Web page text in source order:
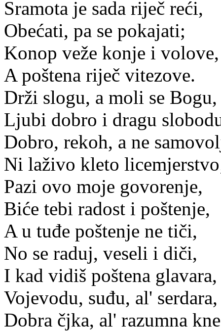
Sramota je sada riječ reći,
Obećati, pa se pokajati;
Konop veže konje i volove,
A poštena riječ vitezove.
Drži slogu, a moli se Bogu,
Ljubi dobro i dragu
Dobro, rekoh, a ne
Ni laživo kleto
Pazi ovo moje govorenje,
Biće tebi radost i poštenje,
A u tuđe poštenje ne tiči,
No se raduj, veseli i diči,
I kad vidiš poštena glavara,
Vojevodu, suđu, al' serdara,
Dobra čjka, al' razumna